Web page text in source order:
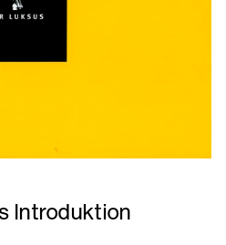
Introduktion